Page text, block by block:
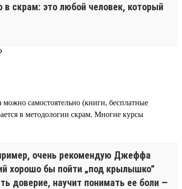
в скрам: это любой человек, который
самостоятельно (книги, бесплатные
в методологии скрам. Многие курсы
очень рекомендую Джеффа
хорошо бы пойти „под крылышко“
доверие, научит понимать ее боли —